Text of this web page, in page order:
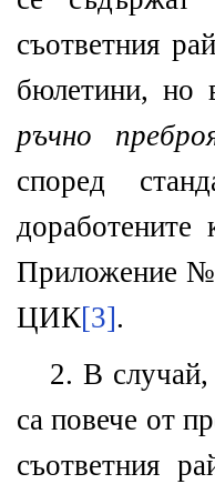
съответния
бюлетини, но
ръчно
според
доработените
Приложение
ЦИК[3].
2. В случай,
са повече от
съответния